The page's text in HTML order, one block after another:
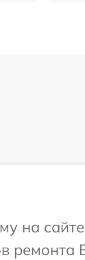
на
ремонта